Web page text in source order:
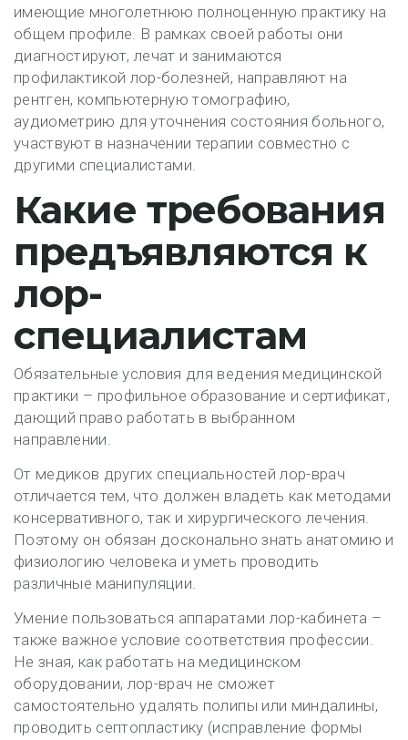
имеющие многолетнюю полноценную практику на
общем профиле. В рамках своей работы они
диагностируют, лечат и занимаются
профилактикой лор-болезней, направляют на
рентген, компьютерную томографию,
аудиометрию для уточнения состояния больного,
участвуют в назначении терапии совместно с
другими специалистами.
Какие требования
предъявляются к
лор-
специалистам
Обязательные условия для ведения медицинской
практики – профильное образование и сертификат,
дающий право работать в выбранном
направлении.
От медиков других специальностей лор-врач
отличается тем, что должен владеть как методами
консервативного, так и хирургического лечения.
Поэтому он обязан досконально знать анатомию и
физиологию человека и уметь проводить
различные манипуляции.
Умение пользоваться аппаратами лор-кабинета –
также важное условие соответствия профессии.
Не зная, как работать на медицинском
оборудовании, лор-врач не сможет
самостоятельно удалять полипы или миндалины,
проводить септопластику (исправление формы